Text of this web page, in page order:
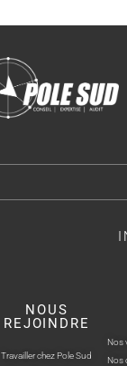
NOUS
REJOINDRE
Travailler chez Pole Sud
Nos
Nos